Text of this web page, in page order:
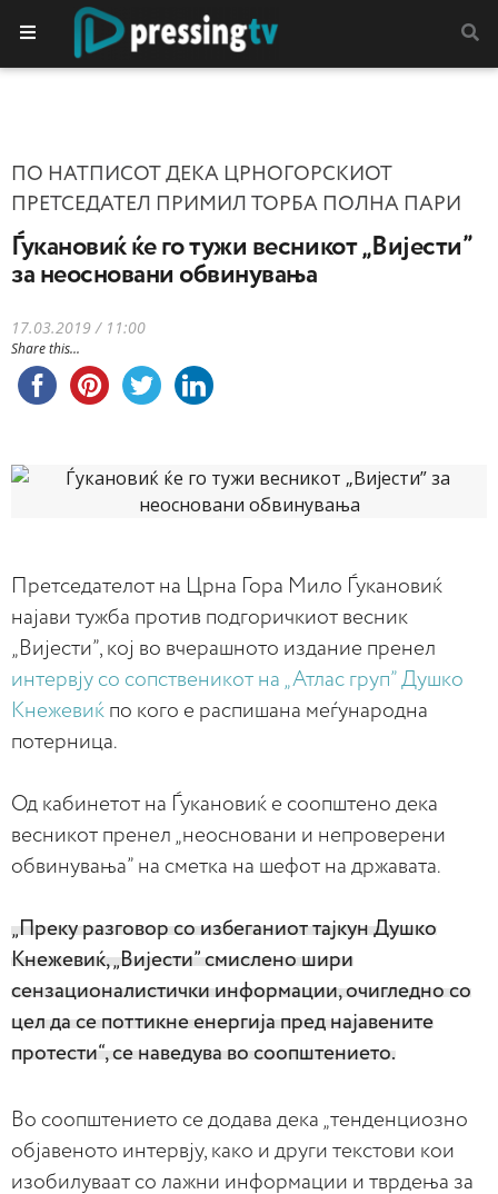
ПО НАТПИСОТ ДЕКА ЦРНОГОРСКИОТ
ПРЕТСЕДАТЕЛ ПРИМИЛ ТОРБА ПОЛНА ПАРИ
Ѓукановиќ ќе го тужи весникот „Вијести”
за неосновани обвинувања
17.03.2019 / 11:00
Share this...
Претседателот на Црна Гора Мило Ѓукановиќ
најави тужба против подгоричкиот весник
„Вијести”, кој во вчерашното издание пренел
интервју со сопственикот на „Атлас груп” Душко
Кнежевиќ по кого е распишана меѓународна
потерница.
Од кабинетот на Ѓукановиќ е соопштено дека
весникот пренел „неосновани и непроверени
обвинувања” на сметка на шефот на државата.
„Преку разговор со избеганиот тајкун Душко
Кнежевиќ, „Вијести” смислено шири
сензационалистички информации, очигледно со
цел да се поттикне енергија пред најавените
протести“, се наведува во соопштението.
Во соопштението се додава дека „тенденциозно
објавеното интервју, како и други текстови кои
изобилуваат со лажни информации и тврдења за